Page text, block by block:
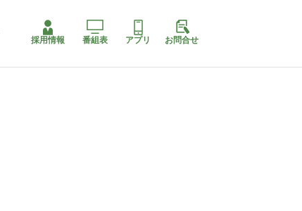
採用情報 番組表 アプリ お問合せ